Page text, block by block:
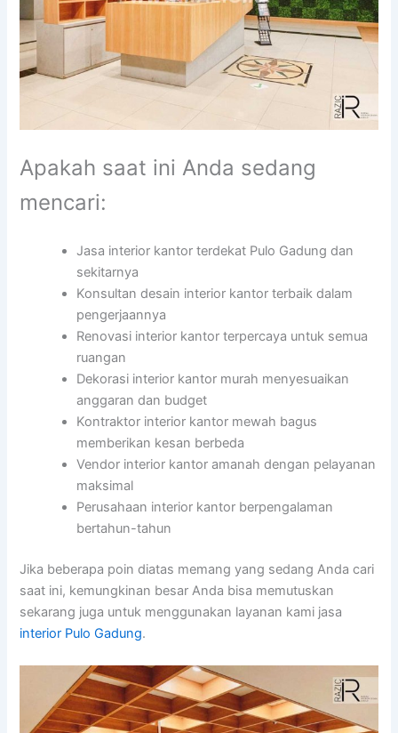
Apakah saat ini Anda sedang
mencari:
Jasa interior kantor terdekat Pulo Gadung dan
sekitarnya
Konsultan desain interior kantor terbaik dalam
pengerjaannya
Renovasi interior kantor terpercaya untuk semua
ruangan
Dekorasi interior kantor murah menyesuaikan
anggaran dan budget
Kontraktor interior kantor mewah bagus
memberikan kesan berbeda
Vendor interior kantor amanah dengan pelayanan
maksimal
Perusahaan interior kantor berpengalaman
bertahun-tahun
Jika beberapa poin diatas memang yang sedang Anda cari
saat ini, kemungkinan besar Anda bisa memutuskan
sekarang juga untuk menggunakan layanan kami jasa
interior Pulo Gadung.